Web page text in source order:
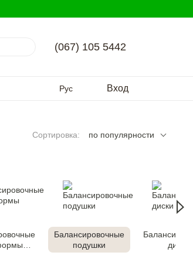
(067) 105 5442
Рус Вход
Сортировка: по популярности
Балансировочные
подушки
диски